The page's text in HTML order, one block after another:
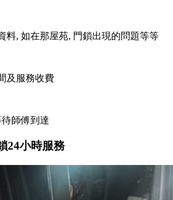
料, 如在那屋苑, 門鎖出現的問題等等
及服務收費
師傅到達
24小時服務